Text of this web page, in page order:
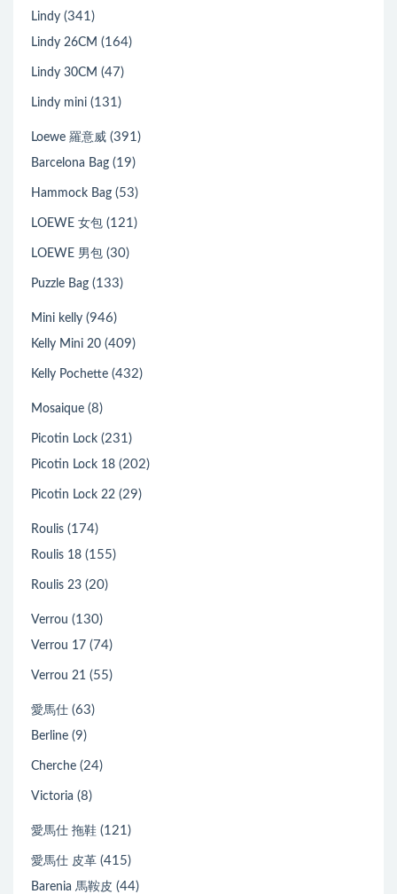
Lindy (341)
Lindy 26CM (164)
Lindy 30CM (47)
Lindy mini (131)
Loewe 羅意威 (391)
Barcelona Bag (19)
Hammock Bag (53)
LOEWE 女包 (121)
LOEWE 男包 (30)
Puzzle Bag (133)
Mini kelly (946)
Kelly Mini 20 (409)
Kelly Pochette (432)
Mosaique (8)
Picotin Lock (231)
Picotin Lock 18 (202)
Picotin Lock 22 (29)
Roulis (174)
Roulis 18 (155)
Roulis 23 (20)
Verrou (130)
Verrou 17 (74)
Verrou 21 (55)
愛馬仕 (63)
Berline (9)
Cherche (24)
Victoria (8)
愛馬仕 拖鞋 (121)
愛馬仕 皮革 (415)
Barenia 馬鞍皮 (44)